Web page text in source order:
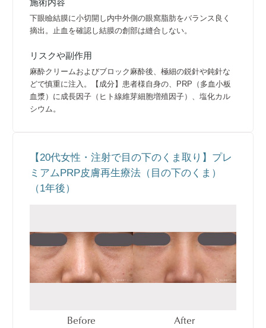
施術内容
下眼瞼結膜に小切開し内中外側の眼窩脂肪をバランス良く
摘出。止血を確認し結膜の創部は縫合しない。
リスクや副作用
麻酔クリームおよびブロック麻酔後、極細の鋭針や鈍針な
どで慎重に注入。【成分】患者様自身の、PRP（多血小板
血漿）に成長因子（ヒト線維芽細胞増殖因子）、塩化カル
シウム。
【20代女性・注射で目の下のくま取り】プレ
ミアムPRP皮膚再生療法（目の下のくま）
（1年後）
Before After